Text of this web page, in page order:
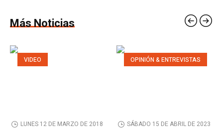
Más Noticias
VIDEO
LUNES 12 DE MARZO DE 2018
OPINIÓN & ENTREVISTAS
SÁBADO 15 DE ABRIL DE 2023